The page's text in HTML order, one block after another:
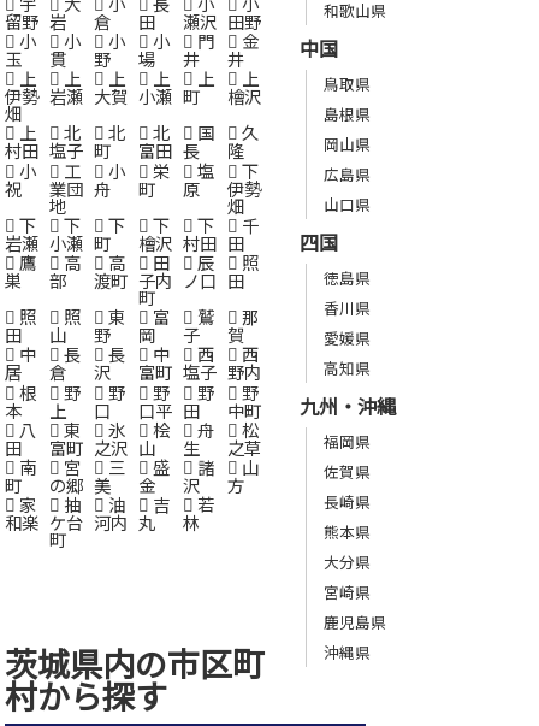
留野 岩 倉 田 瀬沢 田野
小
玉
小
貫
小
野
小
場
門
井
金
井
上
伊勢
畑
上
岩瀬
上
大賀
上
小瀬
上
町
上
檜沢
上
村田
北
塩子
北
町
北
富田
国
長
久
隆
小
祝
工
業団
地
小
舟
栄
町
塩
原
下
伊勢
畑
下
岩瀬
下
小瀬
下
町
下
檜沢
下
村田
千
田
鷹
巣
高
部
高
渡町
田
子内
町
辰
ノ口
照
田
照
田
照
山
東
野
富
岡
鷲
子
那
賀
中
居
長
倉
長
沢
中
富町
西
塩子
西
野内
根
本
野
上
野
口
野
口平
野
田
野
中町
八
田
東
富町
氷
之沢
桧
山
舟
生
松
之草
南
町
宮
の郷
三
美
盛
金
諸
沢
山
方
家
和楽
抽
ケ台
町
油
河内
吉
丸
若
林
茨城県内の市区町
村から探す
和歌山県
中国
鳥取県
島根県
岡山県
広島県
山口県
四国
徳島県
香川県
愛媛県
高知県
九州・沖縄
福岡県
佐賀県
長崎県
熊本県
大分県
宮崎県
鹿児島県
沖縄県